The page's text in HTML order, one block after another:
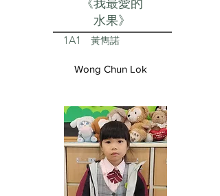
水果》
1A1 黃雋諾
Wong Chun Lok